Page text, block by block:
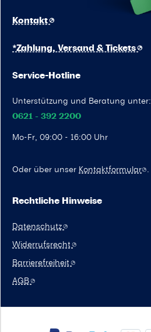
Service-Hotline
Unterstützung und Beratung unter:
0621 - 392 2200
Mo-Fr, 09:00 - 16:00 Uhr
Oder über unser Kontaktformular .
Kontakt
*Zahlung, Versand & Tickets
Rechtliche Hinweise
Datenschutz
Widerrufsrecht
Barrierefreiheit
AGB